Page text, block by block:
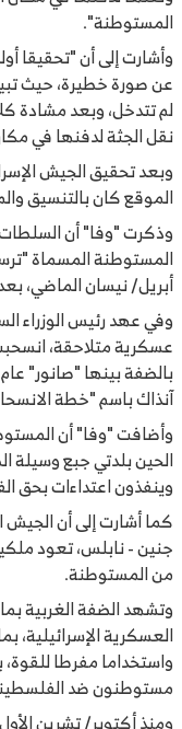
المستوطنة".
وأشارت إلى أن "تحقيقا
عن صورة خطيرة، حيث
لم تتدخل، وبعد مشادة
نقل الجثة لدفنها في
وبعد تحقيق الجيش
الموقع كان بالتنسيق
وذكرت "وفا" أن السلطات
المستوطنة المسماة
أبريل/ نيسان الماضي، بعد 20 عاما على إخلائها في
وفي عهد رئيس الوزراء
عسكرية متلاحقة،
آنذاك باسم "خطة
وأضافت "وفا" أن
الحين بلدتي جبع
وينفذون اعتداءات بحق
كما أشارت إلى أن الجيش
جنين - نابلس، تعود
من المستوطنة.
وتشهد الضفة الغربية
العسكرية الإسرائيلية،
واستخداما مفرطا للقوة،
مستوطنون ضد